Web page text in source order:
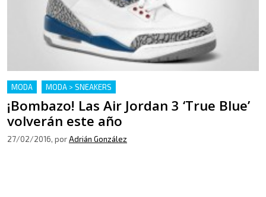
MODA MODA > SNEAKERS
¡Bombazo! Las Air Jordan 3 ‘True Blue’
volverán este año
27/02/2016, porAdrián González